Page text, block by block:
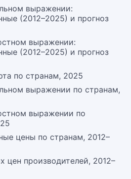
выражении:
(2012–2025) и прогноз
выражении:
(2012–2025) и прогноз
по странам, 2025
выражении по странам,
выражении по
цены по странам, 2012–
цен производителей, 2012–